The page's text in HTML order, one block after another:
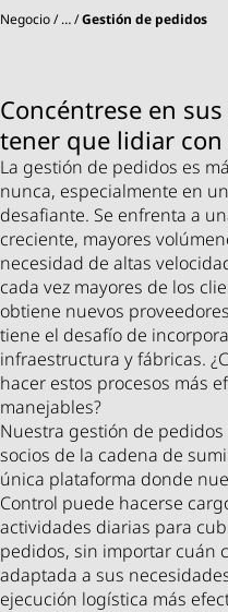
Negocio … Gestión de pedidos
Concéntrese en
tener que lidiar
La gestión de pedidos es
nunca, especialmente en
desafiante. Se enfrenta a
creciente, mayores
necesidad de altas
cada vez mayores de los
obtiene nuevos
tiene el desafío de
infraestructura y fábricas.
hacer estos procesos más
manejables?
Nuestra gestión de
socios de la cadena de
única plataforma donde
Control puede hacerse
actividades diarias para
pedidos, sin importar cuán
adaptada a sus
ejecución logística más